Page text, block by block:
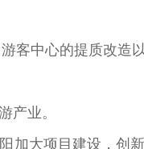
中心的提质改造
产业。
大项目建设，创